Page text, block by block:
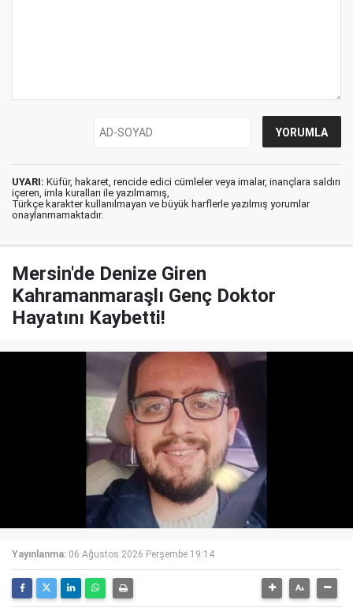
UYARI: Küfür, hakaret, rencide edici cümleler veya imalar, inançlara saldırı
içeren, imla kuralları ile yazılmamış,
Türkçe karakter kullanılmayan ve büyük harflerle yazılmış yorumlar
onaylanmamaktadır.
Mersin'de Denize Giren
Kahramanmaraşlı Genç Doktor
Hayatını Kaybetti!
Yayınlanma: 06 Ağustos 2026 Perşembe 19:14